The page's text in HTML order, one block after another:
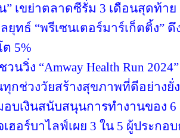
” เขย่าตลาดซีรั่ม 3 เดือนสุดท้า
ทธ์ “พรีเซนเตอร์มาร์เก็ตติ้ง”
5%
วนวิ่ง “Amway Health Run
ทุกช่วงวัยสร้างสุขภาพที่ดีอย่าง
บเงินสนับสนุนการทำงานของ
เฮอร์บาไลฟ์เผย 3 ใน 5 ผู้ประกอ